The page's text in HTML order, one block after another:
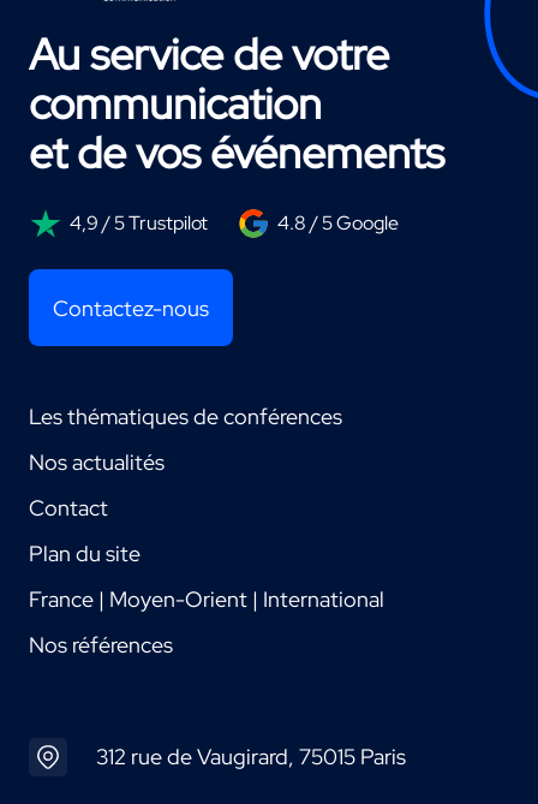
Au service de votre
communication
et de vos événements
4,9 / 5 Trustpilot 4.8 / 5 Google
Contactez-nous
Les thématiques de conférences
Nos actualités
Contact
Plan du site
France | Moyen-Orient | International
Nos références
312 rue de Vaugirard, 75015 Paris